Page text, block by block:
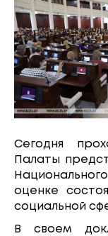
Сегодня
Палаты
оценке
социальной
В своем